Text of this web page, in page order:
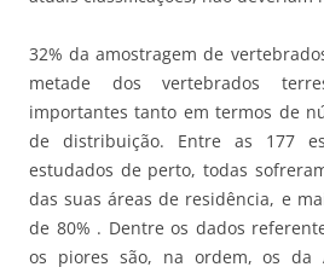
32% da amostragem de
metade dos vertebrados
importantes tanto em termos de
de distribuição. Entre as 177
estudados de perto, todas
das suas áreas de residência, e
de 80% . Dentre os dados
os piores são, na ordem, os da